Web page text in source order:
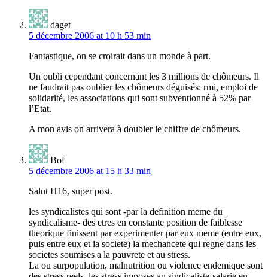
daget
5 décembre 2006 at 10 h 53 min
Fantastique, on se croirait dans un monde à part.
Un oubli cependant concernant les 3 millions de chômeurs. Il
ne faudrait pas oublier les chômeurs déguisés: rmi, emploi de
solidarité, les associations qui sont subventionné à 52% par
l’Etat.
A mon avis on arrivera à doubler le chiffre de chômeurs.
Bof
5 décembre 2006 at 15 h 33 min
Salut H16, super post.
les syndicalistes qui sont -par la definition meme du
syndicalisme- des etres en constante position de faiblesse
theorique finissent par experimenter par eux meme (entre eux,
puis entre eux et la societe) la mechancete qui regne dans les
societes soumises a la pauvrete et au stress.
La ou surpopulation, malnutrition ou violence endemique sont